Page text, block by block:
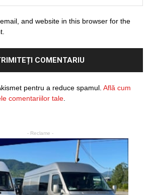
and website in this browser for the
pentru a reduce spamul. Află cum
comentariilor tale
- Reclame -